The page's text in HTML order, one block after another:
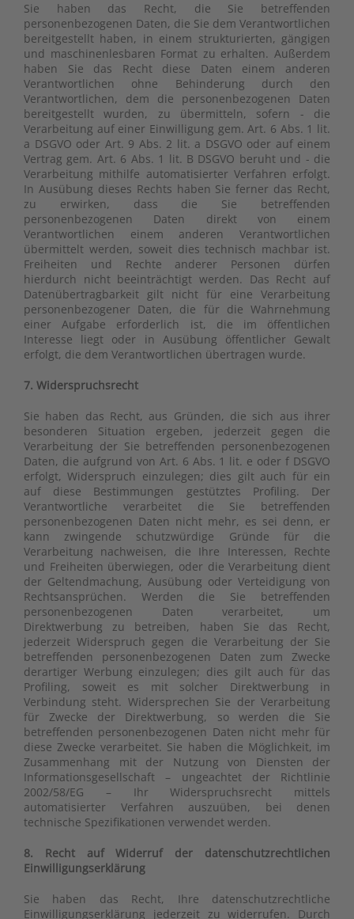
Sie haben das Recht, die Sie betreffenden
personenbezogenen Daten, die Sie dem Verantwortlichen
bereitgestellt haben, in einem strukturierten, gängigen
und maschinenlesbaren Format zu erhalten. Außerdem
haben Sie das Recht diese Daten einem anderen
Verantwortlichen ohne Behinderung durch den
Verantwortlichen, dem die personenbezogenen Daten
bereitgestellt wurden, zu übermitteln, sofern - die
Verarbeitung auf einer Einwilligung gem. Art. 6 Abs. 1 lit.
a DSGVO oder Art. 9 Abs. 2 lit. a DSGVO oder auf einem
Vertrag gem. Art. 6 Abs. 1 lit. B DSGVO beruht und - die
Verarbeitung mithilfe automatisierter Verfahren erfolgt.
In Ausübung dieses Rechts haben Sie ferner das Recht,
zu erwirken, dass die Sie betreffenden
personenbezogenen Daten direkt von einem
Verantwortlichen einem anderen Verantwortlichen
übermittelt werden, soweit dies technisch machbar ist.
Freiheiten und Rechte anderer Personen dürfen
hierdurch nicht beeinträchtigt werden. Das Recht auf
Datenübertragbarkeit gilt nicht für eine Verarbeitung
personenbezogener Daten, die für die Wahrnehmung
einer Aufgabe erforderlich ist, die im öffentlichen
Interesse liegt oder in Ausübung öffentlicher Gewalt
erfolgt, die dem Verantwortlichen übertragen wurde.
7. Widerspruchsrecht
Sie haben das Recht, aus Gründen, die sich aus ihrer
besonderen Situation ergeben, jederzeit gegen die
Verarbeitung der Sie betreffenden personenbezogenen
Daten, die aufgrund von Art. 6 Abs. 1 lit. e oder f DSGVO
erfolgt, Widerspruch einzulegen; dies gilt auch für ein
auf diese Bestimmungen gestütztes Profiling. Der
Verantwortliche verarbeitet die Sie betreffenden
personenbezogenen Daten nicht mehr, es sei denn, er
kann zwingende schutzwürdige Gründe für die
Verarbeitung nachweisen, die Ihre Interessen, Rechte
und Freiheiten überwiegen, oder die Verarbeitung dient
der Geltendmachung, Ausübung oder Verteidigung von
Rechtsansprüchen. Werden die Sie betreffenden
personenbezogenen Daten verarbeitet, um
Direktwerbung zu betreiben, haben Sie das Recht,
jederzeit Widerspruch gegen die Verarbeitung der Sie
betreffenden personenbezogenen Daten zum Zwecke
derartiger Werbung einzulegen; dies gilt auch für das
Profiling, soweit es mit solcher Direktwerbung in
Verbindung steht. Widersprechen Sie der Verarbeitung
für Zwecke der Direktwerbung, so werden die Sie
betreffenden personenbezogenen Daten nicht mehr für
diese Zwecke verarbeitet. Sie haben die Möglichkeit, im
Zusammenhang mit der Nutzung von Diensten der
Informationsgesellschaft – ungeachtet der Richtlinie
2002/58/EG – Ihr Widerspruchsrecht mittels
automatisierter Verfahren auszuüben, bei denen
technische Spezifikationen verwendet werden.
8. Recht auf Widerruf der datenschutzrechtlichen
Einwilligungserklärung
Sie haben das Recht, Ihre datenschutzrechtliche
Einwilligungserklärung jederzeit zu widerrufen. Durch